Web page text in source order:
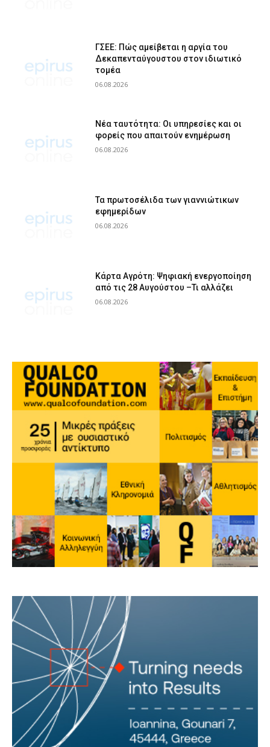
ΓΣΕΕ: Πώς αμείβεται η αργία του
Δεκαπενταύγουστου στον ιδιωτικό
τομέα
06.08.2026
Νέα ταυτότητα: Οι υπηρεσίες και οι
φορείς που απαιτούν ενημέρωση
06.08.2026
Τα πρωτοσέλιδα των γιαννιώτικων
εφημερίδων
06.08.2026
Κάρτα Αγρότη: Ψηφιακή ενεργοποίηση
από τις 28 Αυγούστου –Τι αλλάζει
06.08.2026